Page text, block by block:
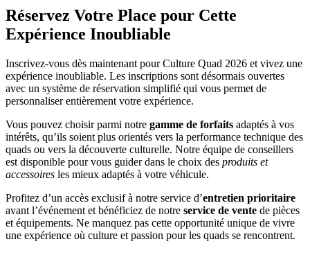
Réservez Votre Place pour Cette
Expérience Inoubliable
Inscrivez-vous dès maintenant pour Culture Quad 2026 et vivez une
expérience inoubliable. Les inscriptions sont désormais ouvertes
avec un système de réservation simplifié qui vous permet de
personnaliser entièrement votre expérience.
Vous pouvez choisir parmi notre gamme de forfaits adaptés à vos
intérêts, qu’ils soient plus orientés vers la performance technique des
quads ou vers la découverte culturelle. Notre équipe de conseillers
est disponible pour vous guider dans le choix des produits et
accessoires les mieux adaptés à votre véhicule.
Profitez d’un accès exclusif à notre service d’entretien prioritaire
avant l’événement et bénéficiez de notre service de vente de pièces
et équipements. Ne manquez pas cette opportunité unique de vivre
une expérience où culture et passion pour les quads se rencontrent.